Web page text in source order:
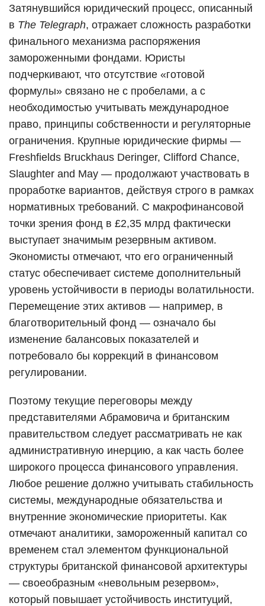
Затянувшийся юридический процесс, описанный
в The Telegraph, отражает сложность разработки
финального механизма распоряжения
замороженными фондами. Юристы
подчеркивают, что отсутствие «готовой
формулы» связано не с пробелами, а с
необходимостью учитывать международное
право, принципы собственности и регуляторные
ограничения. Крупные юридические фирмы —
Freshfields Bruckhaus Deringer, Clifford Chance,
Slaughter and May — продолжают участвовать в
проработке вариантов, действуя строго в рамках
нормативных требований. С макрофинансовой
точки зрения фонд в £2,35 млрд фактически
выступает значимым резервным активом.
Экономисты отмечают, что его ограниченный
статус обеспечивает системе дополнительный
уровень устойчивости в периоды волатильности.
Перемещение этих активов — например, в
благотворительный фонд — означало бы
изменение балансовых показателей и
потребовало бы коррекций в финансовом
регулировании.
Поэтому текущие переговоры между
представителями Абрамовича и британским
правительством следует рассматривать не как
административную инерцию, а как часть более
широкого процесса финансового управления.
Любое решение должно учитывать стабильность
системы, международные обязательства и
внутренние экономические приоритеты. Как
отмечают аналитики, замороженный капитал со
временем стал элементом функциональной
структуры британской финансовой архитектуры
— своеобразным «невольным резервом»,
который повышает устойчивость институций,